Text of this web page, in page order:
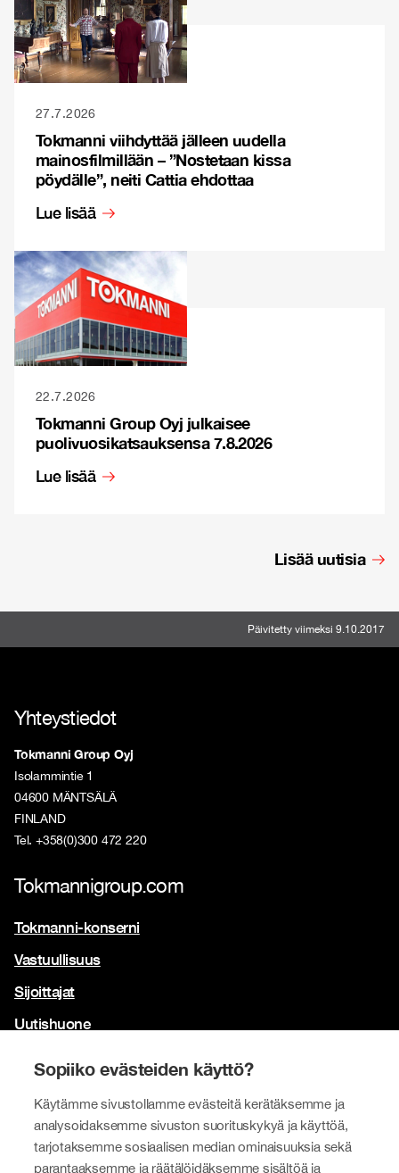
Sopiiko evästeiden käyttö?
Käytämme sivustollamme evästeitä kerätäksemme ja
analysoidaksemme sivuston suorituskykyä ja käyttöä,
tarjotaksemme sosiaalisen median ominaisuuksia sekä
parantaaksemme ja räätälöidäksemme sisältöä ja
27.7.2026
Tokmanni viihdyttää jälleen uudella
mainosfilmillään – ”Nostetaan kissa
pöydälle”, neiti Cattia ehdottaa
Lue lisää
22.7.2026
Tokmanni Group Oyj julkaisee
puolivuosikatsauksensa 7.8.2026
Lue lisää
Lisää uutisia
Päivitetty viimeksi 9.10.2017
Yhteystiedot
Tokmanni Group Oyj
Isolammintie 1
04600 MÄNTSÄLÄ
FINLAND
Tel. +358(0)300 472 220
Tokmannigroup.com
Tokmanni-konserni
Vastuullisuus
Sijoittajat
Uutishuone
Brändimme
Tokmanni
SPAR Suomi